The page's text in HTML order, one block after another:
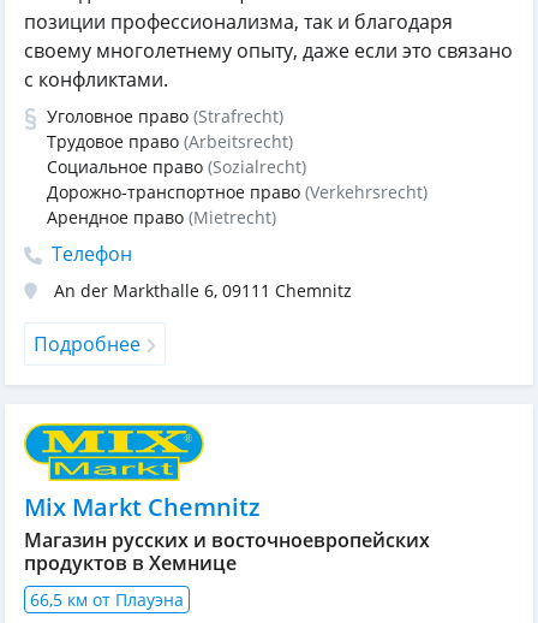
позиции профессионализма, так и благодаря
своему многолетнему опыту, даже если это связано
с конфликтами.
Уголовное право (Strafrecht)
Трудовое право (Arbeitsrecht)
Социальное право (Sozialrecht)
Дорожно-транспортное право (Verkehrsrecht)
Арендное право (Mietrecht)
Телефон
An der Markthalle 6, 09111 Chemnitz
Подробнее
Mix Markt Chemnitz
Магазин русских и восточноевропейских
продуктов в Хемнице
66,5 км от Плауэна